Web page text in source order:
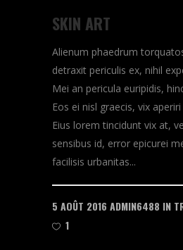
SKIN ART
Alienum phaedrum
detraxit periculis ex, nihil
Mei an pericula euripidis,
Eos ei nisl graecis, vix
Eius lorem tincidunt vix at,
sensibus id, error epicurei
facilisis urbanitas...
5 AOÛT 2016 ADMIN6488 IN
1